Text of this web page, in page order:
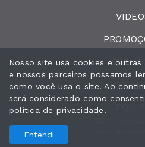
Nosso site usa cookies e
e nossos parceiros possamos
como você usa o site. Ao
será considerado como
política de privacidade.
Entendi